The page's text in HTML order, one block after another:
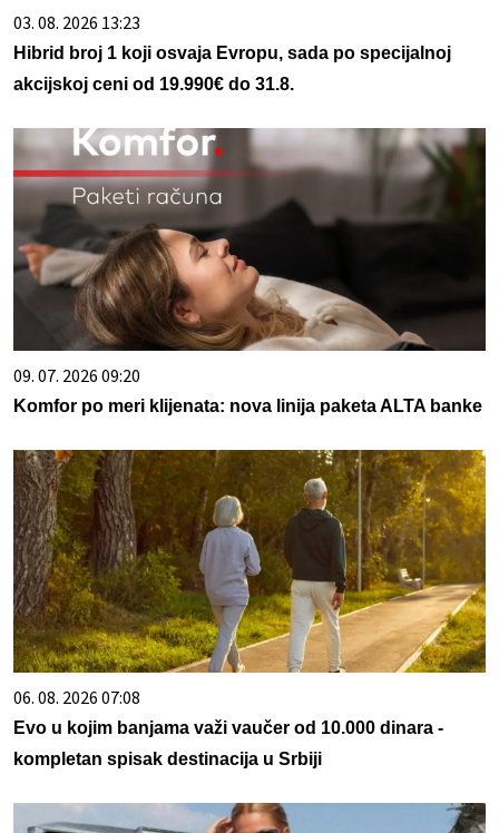
03. 08. 2026 13:23
Hibrid broj 1 koji osvaja Evropu, sada po specijalnoj
akcijskoj ceni od 19.990€ do 31.8.
09. 07. 2026 09:20
Komfor po meri klijenata: nova linija paketa ALTA banke
06. 08. 2026 07:08
Evo u kojim banjama važi vaučer od 10.000 dinara -
kompletan spisak destinacija u Srbiji